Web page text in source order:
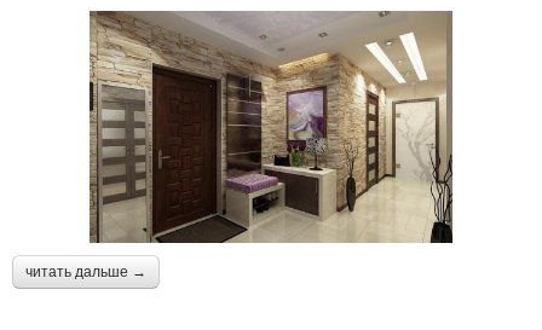
читать дальше →